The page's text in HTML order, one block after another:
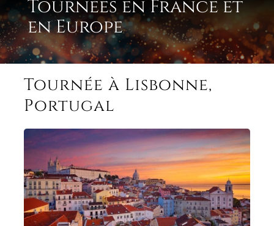
Festivals
Concours
Tournées
À Propos
Contactez-Nous
Tournées en France et
en Europe
Tournée à Lisbonne,
Portugal